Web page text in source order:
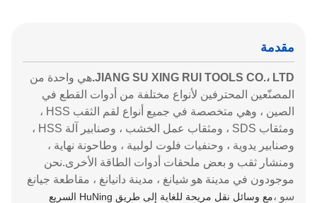
مقدمة
JIANG SU XING RUI TOOLS CO.، LTD. هي واحدة من
المصنّعين المحترفين لأنواع مختلفة من أدوات القطع في
الصين ، وهي متخصصة في جميع أنواع لقم الثقب HSS ،
ومثقاب SDS ، ومثقاب عمل الخشب ، وصنابير آلة HSS ،
وصنابير يدوية ، وحنفيات فلوت لولبية ، وطاحونة نهاية ،
ومنشار ثقب و بعض ملحقات أدوات الطاقة الأخرى.نحن
موجودون في مدينة هو شيانغ ، مدينة دانيانغ ، مقاطعة جيانغ
سو ،
مع وسائل نقل مريحة للغاية إلى طريق HuNing السريع